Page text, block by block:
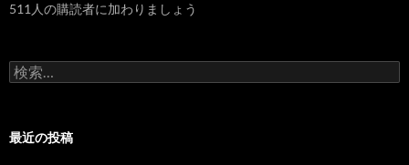
レ
511人の購読者に加わりましょう
検
索:
最近の投稿